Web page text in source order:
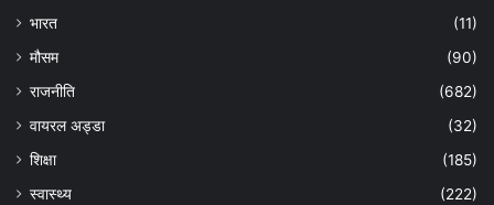
भारत
(11)
मौसम
(90)
राजनीति
(682)
वायरल अड्डा
(32)
शिक्षा
(185)
स्वास्थ्य
(222)